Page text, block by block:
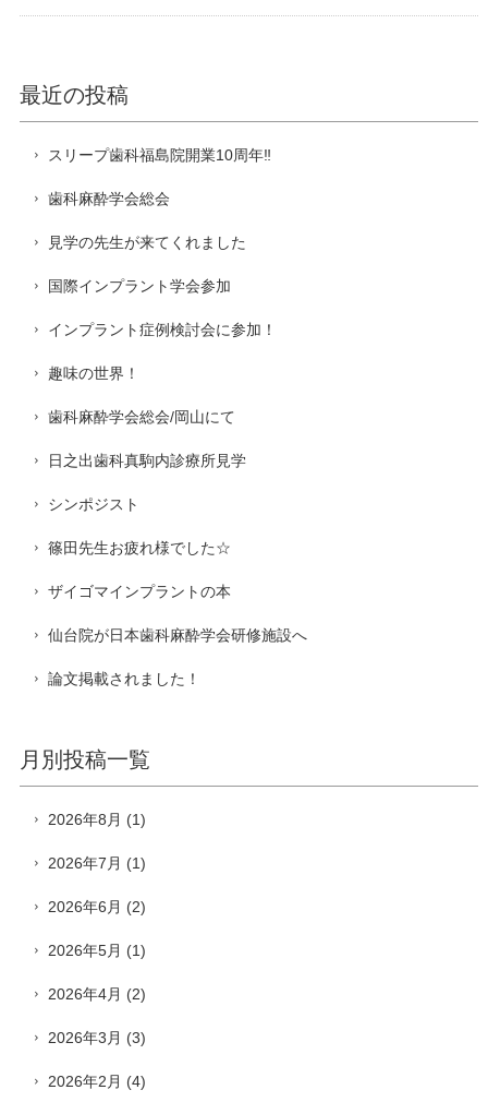
最近の投稿
スリープ歯科福島院開業10周年‼️
歯科麻酔学会総会
見学の先生が来てくれました
国際インプラント学会参加
インプラント症例検討会に参加！
趣味の世界！
歯科麻酔学会総会/岡山にて
日之出歯科真駒内診療所見学
シンポジスト
篠田先生お疲れ様でした☆
ザイゴマインプラントの本
仙台院が日本歯科麻酔学会研修施設へ
論文掲載されました！
月別投稿一覧
2026年8月 (1)
2026年7月 (1)
2026年6月 (2)
2026年5月 (1)
2026年4月 (2)
2026年3月 (3)
2026年2月 (4)